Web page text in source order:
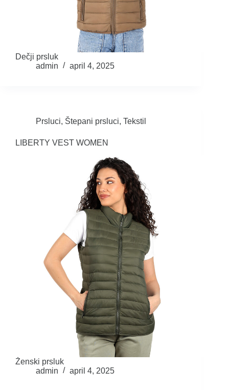
Dečji prsluk
admin
april 4, 2025
Prsluci, Štepani prsluci, Tekstil
LIBERTY VEST WOMEN
Ženski prsluk
admin
april 4, 2025